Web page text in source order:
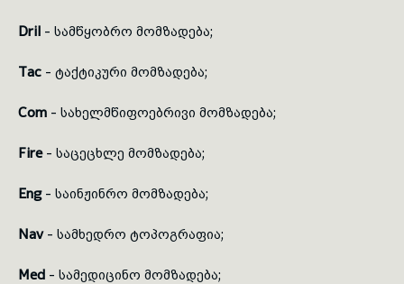
Dril - სამწყობრო მომზადება;
Tac - ტაქტიკური მომზადება;
Com - სახელმწიფოებრივი მომზადება;
Fire- საცეცხლე მომზადება;
Eng- საინჟინრო მომზადება;
Nav- სამხედრო ტოპოგრაფია;
Med - სამედიცინო მომზადება;